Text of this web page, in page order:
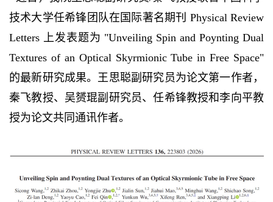
技术大学任希锋团队在国际著名期刊 Physical Review
Letters 上发表题为 "Unveiling Spin and Poynting Dual
Textures of an Optical Skyrmionic Tube in Free Space"
的最新研究成果。王思聪副研究员为论文第一作者，
秦飞教授、吴赟琨副研究员、任希锋教授和李向平教
授为论文共同通讯作者。